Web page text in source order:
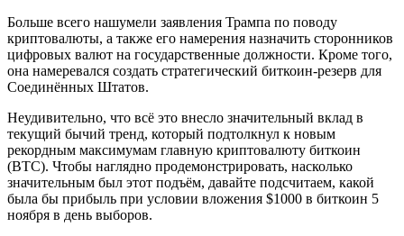
Больше всего нашумели заявления Трампа по поводу
криптовалюты, а также его намерения назначить сторонников
цифровых валют на государственные должности. Кроме того,
она намеревался создать стратегический биткоин-резерв для
Соединённых Штатов.
Неудивительно, что всё это внесло значительный вклад в
текущий бычий тренд, который подтолкнул к новым
рекордным максимумам главную криптовалюту биткоин
(BTC). Чтобы наглядно продемонстрировать, насколько
значительным был этот подъём, давайте подсчитаем, какой
была бы прибыль при условии вложения $1000 в биткоин 5
ноября в день выборов.